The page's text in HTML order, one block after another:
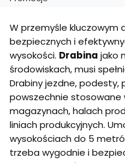
W przemyśle
bezpiecznych i
wysokości. Drabina jako
środowiskach, musi
Drabiny jezdne,
powszechnie stosowane
magazynach, halach
liniach produkcyjnych.
wysokościach do 5
trzeba wygodnie i